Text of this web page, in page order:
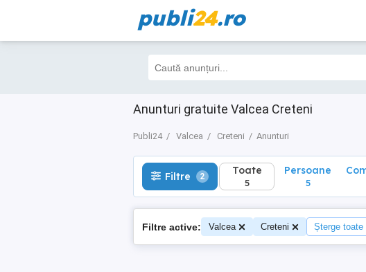
publi24.ro
Anunturi gratuite Valcea Creteni
Publi24 Valcea Creteni Anunturi
Filtre 2 Toate
5
Filtre 2 Toate
5
Persoane
5
Filtre active: Valcea Creteni Șterge toate